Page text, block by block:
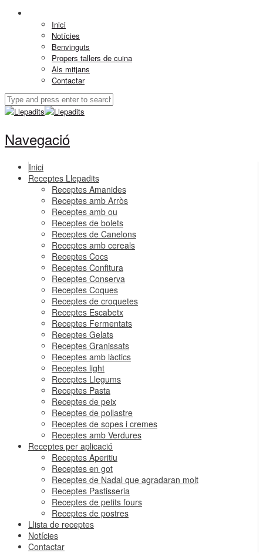
Inici
Notícies
Benvinguts
Propers tallers de cuina
Als mitjans
Contactar
Navegació
Inici
Receptes Llepadits
Receptes Amanides
Receptes amb Arròs
Receptes amb ou
Receptes de bolets
Receptes de Canelons
Receptes amb cereals
Receptes Cocs
Receptes Confitura
Receptes Conserva
Receptes Coques
Receptes de croquetes
Receptes Escabetx
Receptes Fermentats
Receptes Gelats
Receptes Granissats
Receptes amb làctics
Receptes light
Receptes Llegums
Receptes Pasta
Receptes de peix
Receptes de pollastre
Receptes de sopes i cremes
Receptes amb Verdures
Receptes per aplicació
Receptes Aperitiu
Receptes en got
Receptes de Nadal que agradaran molt
Receptes Pastisseria
Receptes de petits fours
Receptes de postres
Llista de receptes
Notícies
Contactar